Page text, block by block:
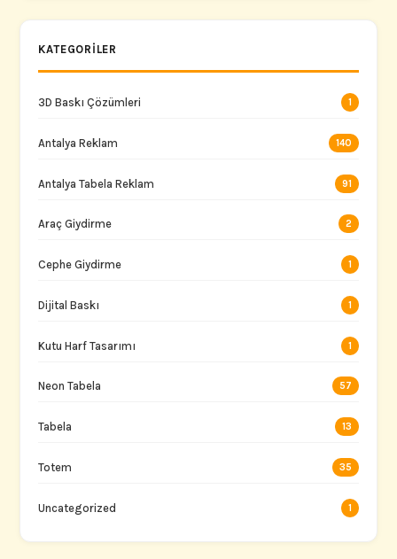
KATEGORILER
3D Baskı Çözümleri 1
Antalya Reklam 140
Antalya Tabela Reklam 91
Araç Giydirme 2
Cephe Giydirme 1
Dijital Baskı 1
Kutu Harf Tasarımı 1
Neon Tabela 57
Tabela 13
Totem 35
Uncategorized 1